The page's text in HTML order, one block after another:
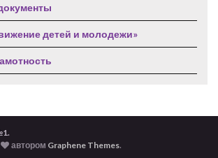
детей и молодежи»
автором Graphene Themes.